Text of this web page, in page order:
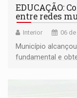
EDUCAÇÃO:
entre redes
Interior 06
Município
fundamental e